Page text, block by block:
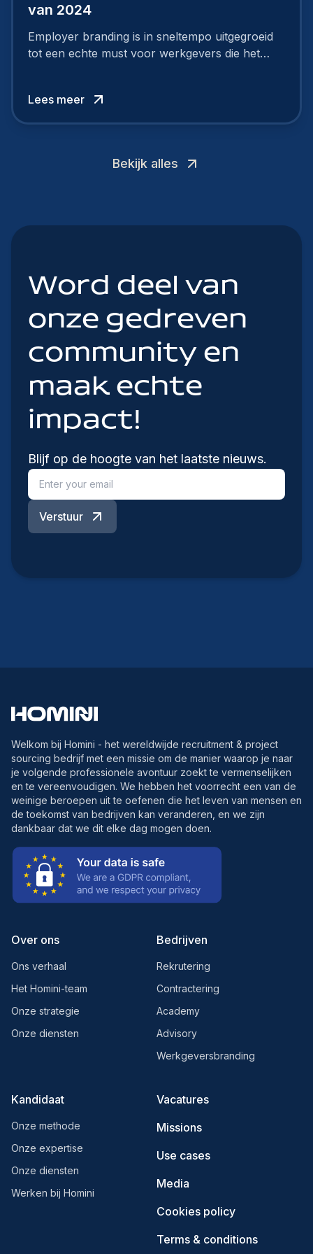
van 2024
Employer branding is in sneltempo uitgegroeid
tot een echte must voor werkgevers die het
Lees meer
Bekijk alles
Word deel van
onze gedreven
community en
maak echte
impact!
Blijf op de hoogte van het laatste nieuws.
Verstuur
Welkom bij Homini - het wereldwijde recruitment & project
sourcing bedrijf met een missie om de manier waarop je naar
je volgende professionele avontuur zoekt te vermenselijken
en te vereenvoudigen. We hebben het voorrecht een van de
weinige beroepen uit te oefenen die het leven van mensen en
de toekomst van bedrijven kan veranderen, en we zijn
dankbaar dat we dit elke dag mogen doen.
Over ons
Ons verhaal
Het Homini-team
Onze strategie
Onze diensten
Bedrijven
Rekrutering
Contractering
Academy
Advisory
Werkgeversbranding
Kandidaat
Onze methode
Onze expertise
Onze diensten
Werken bij Homini
Vacatures
Missions
Use cases
Media
Cookies policy
Terms & conditions